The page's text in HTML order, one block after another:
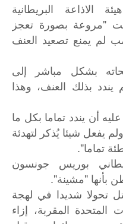
الاذاعة البريطانية
"مروعة بصورة تعجز
لم يمنع تصعيد العنف
بشكل مباشر إلى
بذلك العنف، وهذا
أن يندد تماما بكل ما
يفعل شيئا يُذكر لتهدئة
تماما".
بوريس جونسون
بأنها "مشينة".
تحولا شديدا في لهجة
المتحدة المقربة، إزاء